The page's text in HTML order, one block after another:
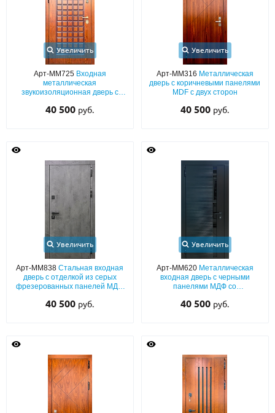
Увеличить
Арт-ММ725 Входная
металлическая
звукоизоляционная дверь с
фрезерованным рисунком (с
40 500 руб.
Увеличить
Арт-ММ316 Металлическая
дверь с коричневыми панелями
MDF с двух сторон
40 500 руб.
Увеличить
Арт-ММ838Стальная входная
дверь с отделкой из серых
фрезерованных панелей МДФ
сторон
40 500 руб.
Увеличить
Арт-ММ620 Металлическая
входная дверь с черными
панелями МДФ со
стеклянной вставкой
40 500 руб.